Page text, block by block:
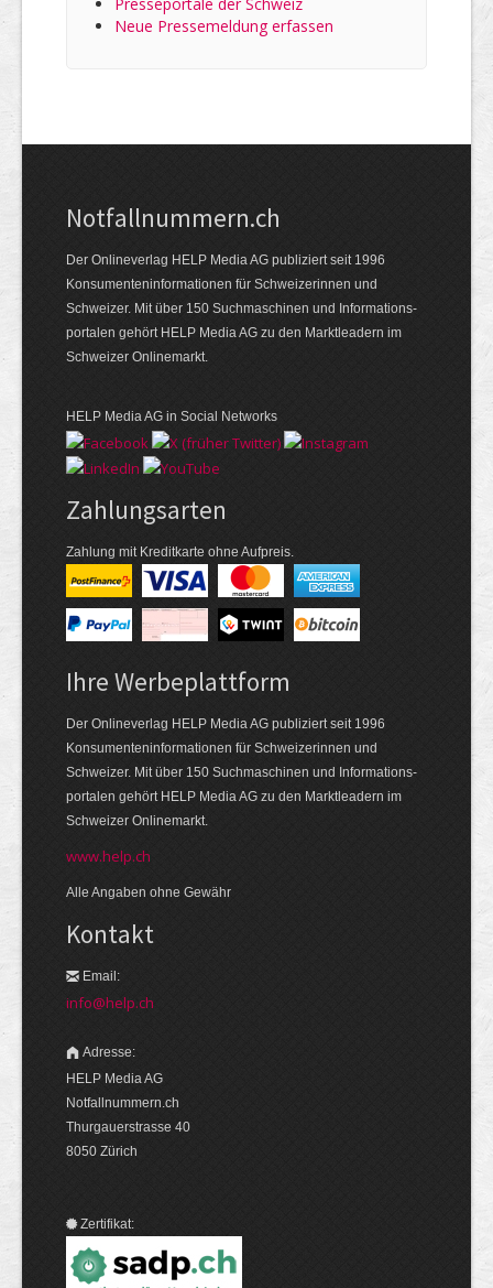
Neue Pressemeldung erfassen
Notfallnummern.ch
Der Onlineverlag HELP Media AG publiziert seit 1996
Konsumenten­informationen für Schweizerinnen und
Schweizer. Mit über 150 Suchmaschinen und Informations­
portalen gehört HELP Media AG zu den Marktleadern im
Schweizer Onlinemarkt.
HELP Media AG in Social Networks
Zahlungsarten
Zahlung mit Kreditkarte ohne Aufpreis.
Ihre Werbeplattform
Der Onlineverlag HELP Media AG publiziert seit 1996
Konsumenten­informationen für Schweizerinnen und
Schweizer. Mit über 150 Suchmaschinen und Informations­
portalen gehört HELP Media AG zu den Markt­leadern im
Schweizer Onlinemarkt.
www.help.ch
Alle Angaben ohne Gewähr
Kontakt
Email:
info@help.ch
Adresse:
HELP Media AG
Notfallnummern.ch
Thurgauerstrasse 40
8050 Zürich
Zertifikat: